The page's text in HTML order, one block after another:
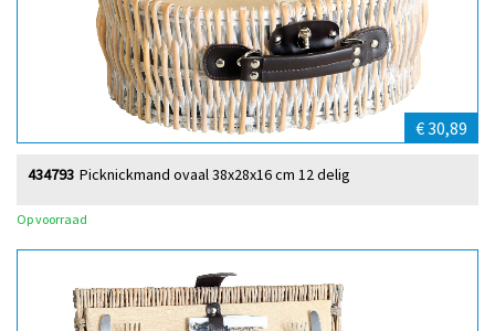
€ 30,89
Picknickmand ovaal 38x28x16 cm 12 delig
434793
Op voorraad